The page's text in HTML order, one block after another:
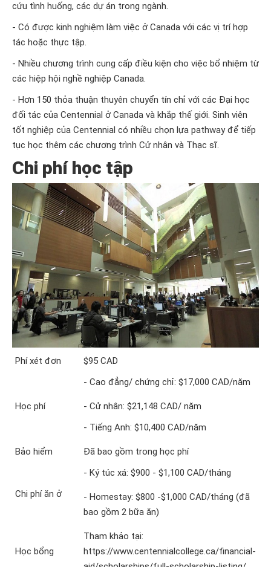
cứu tình huống, các dự án trong ngành.
- Có được kinh nghiệm làm việc ở Canada với các vị trí hợp
tác hoặc thực tập.
- Nhiều chương trình cung cấp điều kiện cho việc bổ nhiệm từ
các hiệp hội nghề nghiệp Canada.
- Hơn 150 thỏa thuận thuyên chuyển tín chỉ với các Đại học
đối tác của Centennial ở Canada và khắp thế giới. Sinh viên
tốt nghiệp của Centennial có nhiều chọn lựa pathway để tiếp
tục học thêm các chương trình Cử nhân và Thạc sĩ.
Chi phí học tập
Phí xét đơn $95 CAD
Học phí
- Cao đẳng/ chứng chỉ: $17,000 CAD/năm
- Cử nhân: $21,148 CAD/ năm
- Tiếng Anh: $10,400 CAD/năm
Bảo hiểm Đã bao gồm trong học phí
Chi phí ăn ở
- Ký túc xá: $900 - $1,100 CAD/tháng
- Homestay: $800 -$1,000 CAD/tháng (đã
bao gồm 2 bữa ăn)
Học bổng
Tham khảo tại:
https://www.centennialcollege.ca/financial-